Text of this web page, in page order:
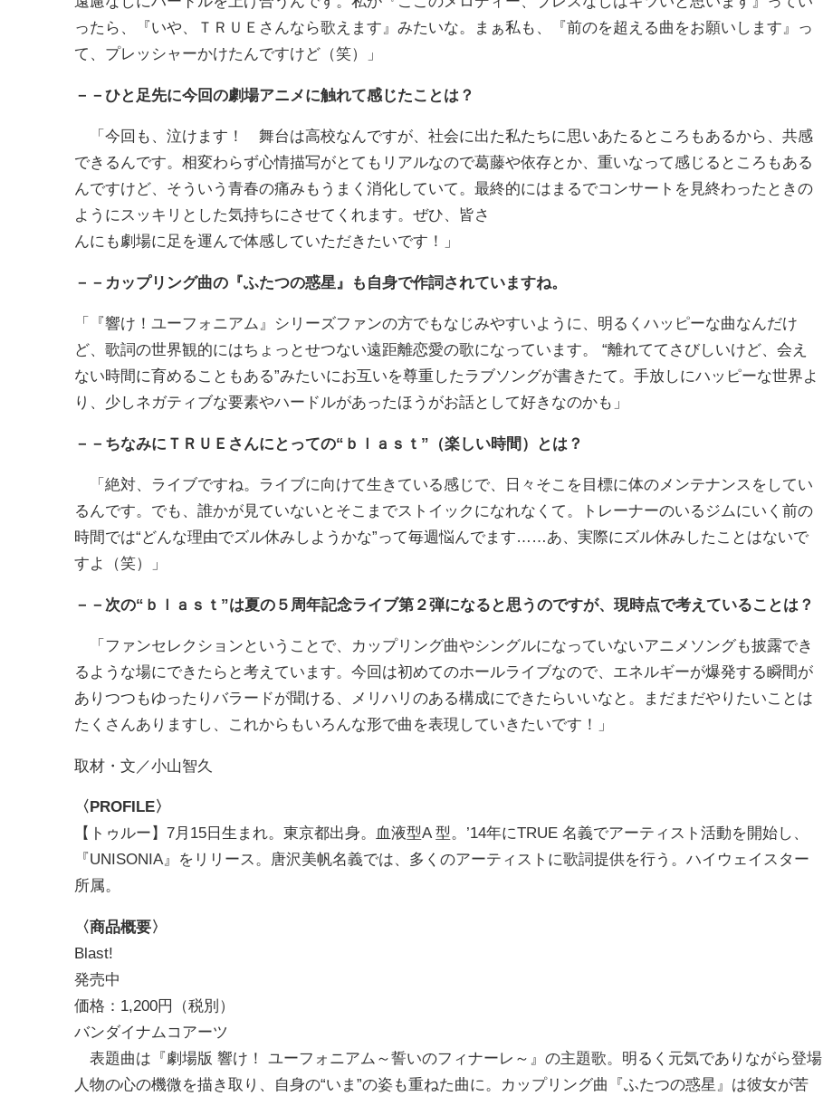
ったら、『いや、ＴＲＵＥさんなら歌えます』みたいな。まぁ私も、『前のを超える曲をお願いします』っ
て、プレッシャーかけたんですけど（笑）」
－－ひと足先に今回の劇場アニメに触れて感じたことは？
「今回も、泣けます！ 舞台は高校なんですが、社会に出た私たちに思いあたるところもあるから、共感
できるんです。相変わらず心情描写がとてもリアルなので葛藤や依存とか、重いなって感じるところもある
んですけど、そういう青春の痛みもうまく消化していて。最終的にはまるでコンサートを見終わったときの
ようにスッキリとした気持ちにさせてくれます。ぜひ、皆さ
んにも劇場に足を運んで体感していただきたいです！」
－－カップリング曲の『ふたつの惑星』も自身で作詞されていますね。
「『響け！ユーフォニアム』シリーズファンの方でもなじみやすいように、明るくハッピーな曲なんだけ
ど、歌詞の世界観的にはちょっとせつない遠距離恋愛の歌になっています。 “離れててさびしいけど、会え
ない時間に育めることもある”みたいにお互いを尊重したラブソングが書きたて。手放しにハッピーな世界よ
り、少しネガティブな要素やハードルがあったほうがお話として好きなのかも」
－－ちなみにＴＲＵＥさんにとっての“ｂｌａｓｔ”（楽しい時間）とは？
「絶対、ライブですね。ライブに向けて生きている感じで、日々そこを目標に体のメンテナンスをしてい
るんです。でも、誰かが見ていないとそこまでストイックになれなくて。トレーナーのいるジムにいく前の
時間では“どんな理由でズル休みしようかな”って毎週悩んでます……あ、実際にズル休みしたことはないで
すよ（笑）」
－－次の“ｂｌａｓｔ”は夏の５周年記念ライブ第２弾になると思うのですが、現時点で考えていることは？
「ファンセレクションということで、カップリング曲やシングルになっていないアニメソングも披露でき
るような場にできたらと考えています。今回は初めてのホールライブなので、エネルギーが爆発する瞬間が
ありつつもゆったりバラードが聞ける、メリハリのある構成にできたらいいなと。まだまだやりたいことは
たくさんありますし、これからもいろんな形で曲を表現していきたいです！」
取材・文／小山智久
〈PROFILE〉
【トゥルー】7月15日生まれ。東京都出身。血液型A 型。’14年にTRUE 名義でアーティスト活動を開始し、
『UNISONIA』をリリース。唐沢美帆名義では、多くのアーティストに歌詞提供を行う。ハイウェイスター
所属。
〈商品概要〉
Blast!
発売中
価格：1,200円（税別）
バンダイナムコアーツ
表題曲は『劇場版 響け！ ユーフォニアム～誓いのフィナーレ～』の主題歌。明るく元気でありながら登場
人物の心の機微を描き取り、自身の“いま”の姿も重ねた曲に。カップリング曲『ふたつの惑星』は彼女が苦